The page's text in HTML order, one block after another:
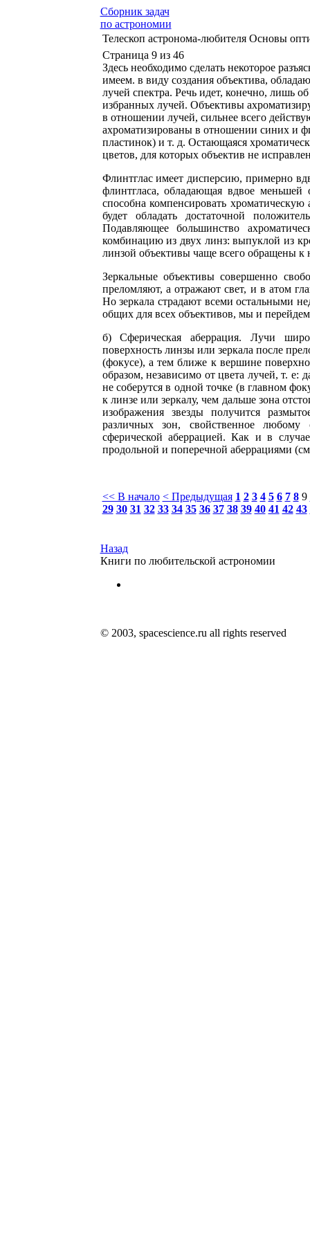
Сборник задач
по астрономии
Телескоп астронома-любителя Основы
Страница 9 из 46
Здесь необходимо сделать некоторое
имеем. в виду создания объектива,
лучей спектра. Речь идет, конечно, лишь
избранных лучей. Объективы
в отношении лучей, сильнее всего
ахроматизированы в отношении синих и
пластинок) и т. д. Остающаяся
цветов, для которых объектив не
Флинтглас имеет дисперсию, примерно
флинтгласа, обладающая вдвое меньшей
способна компенсировать
будет обладать достаточной
Подавляющее большинство
комбинацию из двух линз: выпуклой из
линзой объективы чаще всего обращены к
Зеркальные объективы совершенно
преломляют, а отражают свет, и в атом
Но зеркала страдают всеми остальными
общих для всех объективов, мы и
б) Сферическая аберрация. Лучи
поверхность линзы или зеркала после
(фокусе), а тем ближе к вершине
образом, независимо от цвета лучей, т. е:
не соберутся в одной точке (в главном
к линзе или зеркалу, чем дальше зона
изображения звезды получится
различных зон, свойственное любому
сферической аберрацией. Как и в
продольной и поперечной аберрациями
<< В начало < Предыдущая 1 2 3 4 5 6 7 8 9
29 30 31 32 33 34 35 36 37 38 39 40 41 42 43
Назад
Книги по любительской астрономии
© 2003, spacescience.ru all rights reserved